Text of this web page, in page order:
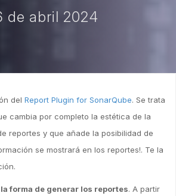
de abril 2024
del Report Plugin for SonarQube. Se trata
cambia por completo la estética de la
reportes y que añade la posibilidad de
se mostrará en los reportes!. Te la
la forma de generar los reportes. A partir